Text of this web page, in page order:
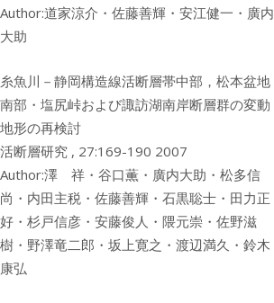
Author:道家涼介・佐藤善輝・安江健一・廣内
大助
糸魚川－静岡構造線活断層帯中部，松本盆地
南部・塩尻峠および諏訪湖南岸断層群の変動
地形の再検討
活断層研究 , 27:169-190 2007
Author:澤 祥・谷口薫・廣内大助・松多信
尚・内田主税・佐藤善輝・石黒聡士・田力正
好・杉戸信彦・安藤俊人・隈元崇・佐野滋
樹・野澤竜二郎・坂上寛之・渡辺満久・鈴木
康弘